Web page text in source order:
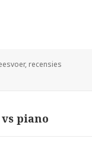
, recensies
piano